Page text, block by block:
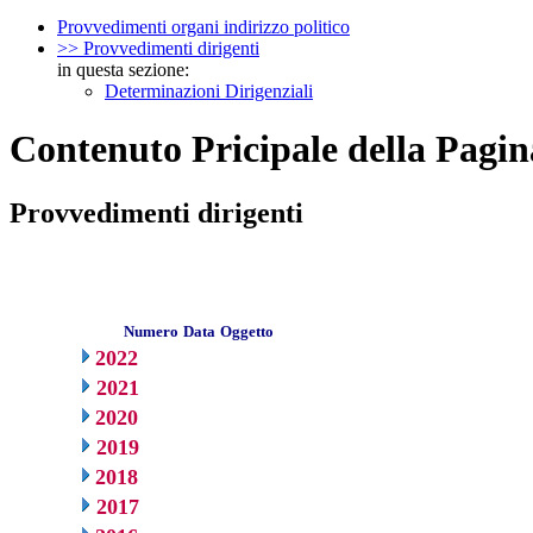
Provvedimenti organi indirizzo politico
>> Provvedimenti dirigenti
in questa sezione:
Determinazioni Dirigenziali
Contenuto Pricipale della
Provvedimenti dirigenti
Numero Data Oggetto
2022
2021
2020
2019
2018
2017